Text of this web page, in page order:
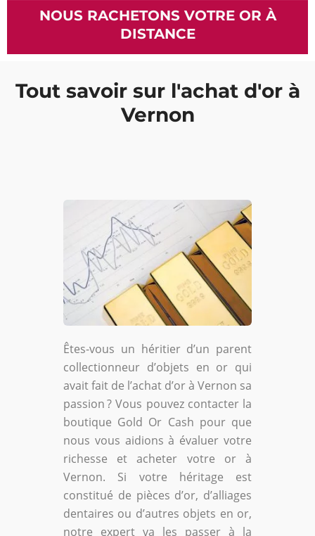
NOUS RACHETONS VOTRE OR À
DISTANCE
Tout savoir sur l'achat d'or à
Vernon
Êtes-vous un héritier d’un parent
collectionneur d’objets en or qui
avait fait de l’achat d’or à Vernon sa
passion ? Vous pouvez contacter la
boutique Gold Or Cash pour que
nous vous aidions à évaluer votre
richesse et acheter votre or à
Vernon. Si votre héritage est
constitué de pièces d’or, d’alliages
dentaires ou d’autres objets en or,
notre expert va les passer à la